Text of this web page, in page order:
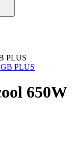
PLUS
650W